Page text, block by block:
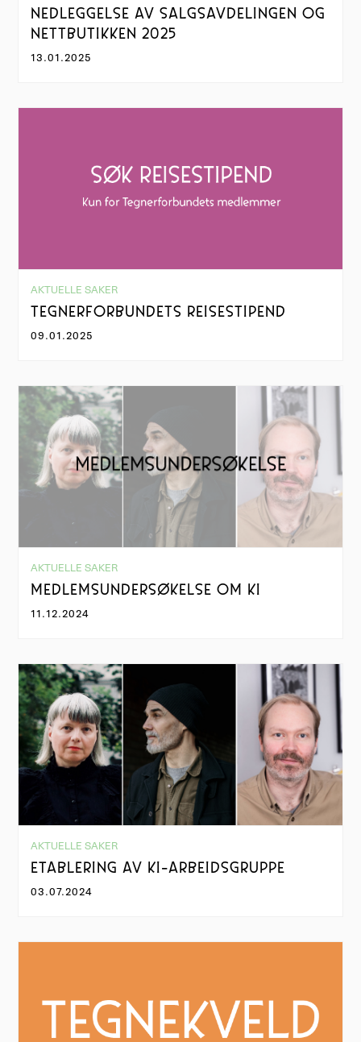
NEDLEGGELSE AV SALGSAVDELINGEN OG
NETTBUTIKKEN 2025
13.01.2025
AKTUELLE SAKER
TEGNERFORBUNDETS REISESTIPEND
09.01.2025
AKTUELLE SAKER
MEDLEMSUNDERSØKELSE OM KI
11.12.2024
AKTUELLE SAKER
ETABLERING AV KI-ARBEIDSGRUPPE
03.07.2024